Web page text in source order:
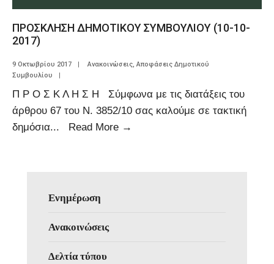
ΠΡΟΣΚΛΗΣΗ ΔΗΜΟΤΙΚΟΥ ΣΥΜΒΟΥΛΙΟΥ (10-10-
2017)
9 Οκτωβρίου 2017 | Ανακοινώσεις Αποφάσεις Δημοτικού
Συμβουλίου
|
Π Ρ Ο Σ Κ Λ Η Σ Η Σύμφωνα με τις διατάξεις του
άρθρου 67 του Ν. 3852/10 σας καλούμε σε τακτική
δημόσια... Read More →
Ενημέρωση
Ανακοινώσεις
Δελτία τύπου